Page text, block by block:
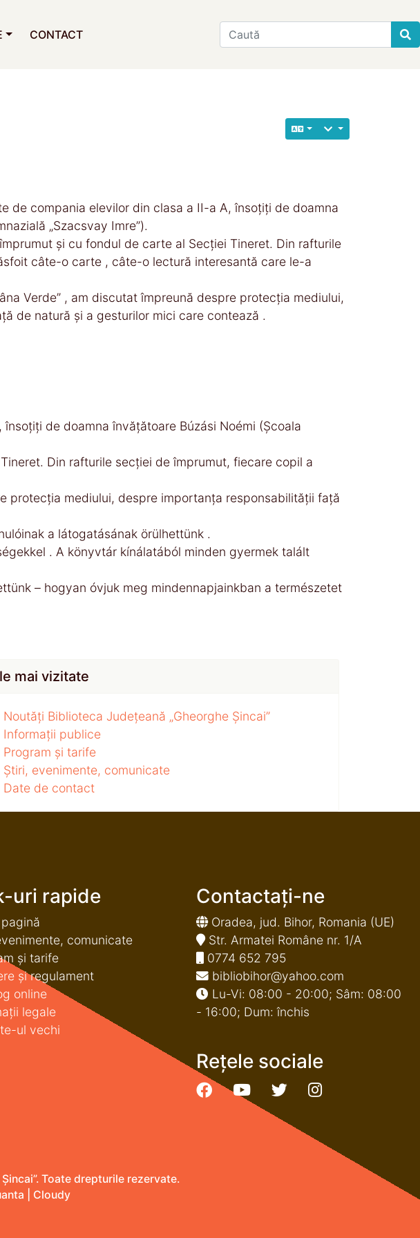
CONTACT
Find
de compania elevilor din clasa a II-a A, însoțiți de doamna
„Szacsvay Imre”).
și cu fondul de carte al Secției Tineret. Din rafturile
câte-o carte , câte-o lectură interesantă care le-a
Verde” , am discutat împreună despre protecția mediului,
de natură și a gesturilor mici care contează .
de doamna învățătoare Búzási Noémi (Școala
Din rafturile secției de împrumut, fiecare copil a
protecția mediului, despre importanța responsabilității față
a látogatásának örülhettünk .
. A könyvtár kínálatából minden gyermek talált
– hogyan óvjuk meg mindennapjainkban a természetet
mai vizitate
Noutăți Biblioteca Județeană „Gheorghe Șincai”
Informații publice
Program și tarife
Știri, evenimente, comunicate
Date de contact
uri rapide
comunicate
și tarife
și regulament
online
legale
ul vechi
Contactați-ne
Oradea, jud. Bihor, Romania (UE)
Str. Armatei Române nr. 1/A
0774 652 795
bibliobihor@yahoo.com
Lu-Vi: 08:00 - 20:00; Sâm: 08:00
- 16:00; Dum: închis
Rețele sociale
Toate drepturile rezervate.
Cloudy